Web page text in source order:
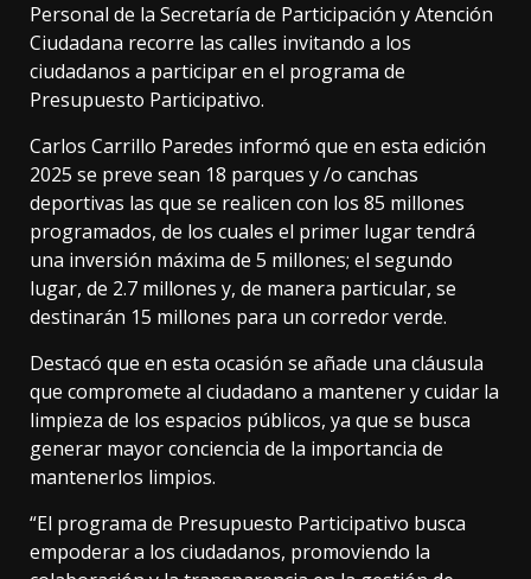
Personal de la Secretaría de Participación y Atención
Ciudadana recorre las calles invitando a los
ciudadanos a participar en el programa de
Presupuesto Participativo.
Carlos Carrillo Paredes informó que en esta edición
2025 se preve sean 18 parques y /o canchas
deportivas las que se realicen con los 85 millones
programados, de los cuales el primer lugar tendrá
una inversión máxima de 5 millones; el segundo
lugar, de 2.7 millones y, de manera particular, se
destinarán 15 millones para un corredor verde.
Destacó que en esta ocasión se añade una cláusula
que compromete al ciudadano a mantener y cuidar la
limpieza de los espacios públicos, ya que se busca
generar mayor conciencia de la importancia de
mantenerlos limpios.
“El programa de Presupuesto Participativo busca
empoderar a los ciudadanos, promoviendo la